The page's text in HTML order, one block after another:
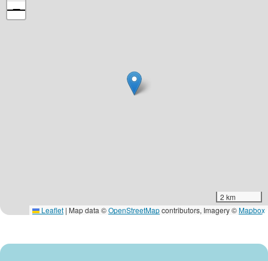
−
2 km
Leaflet | Map data ©OpenStreetMapcontributors, Imagery ©Mapbox